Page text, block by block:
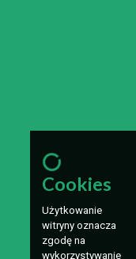
Cookies
Użytkowanie
witryny oznacza
zgodę na
wykorzystywanie